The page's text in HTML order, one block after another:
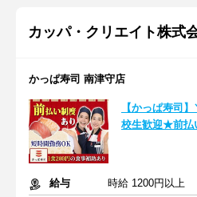
カッパ・クリエイト株式
かっぱ寿司 南津守店
【かっぱ寿司
校生歓迎★前
給与
時給 1200円以上